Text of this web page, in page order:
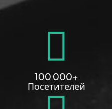
100 000+
Посетителей